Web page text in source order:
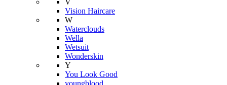
V
Vision Haircare
W
Waterclouds
Wella
Wetsuit
Wonderskin
Y
You Look Good
youngblood